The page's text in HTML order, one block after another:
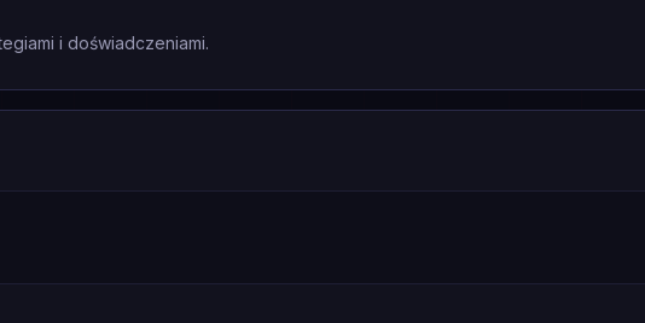
i doświadczeniami.